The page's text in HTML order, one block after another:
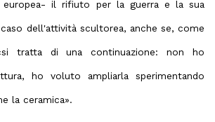
europea- il rifiuto per la guerra e la sua
dell'attività scultorea, anche se, come
tratta di una continuazione: non ho
ho voluto ampliarla sperimentando
la ceramica».